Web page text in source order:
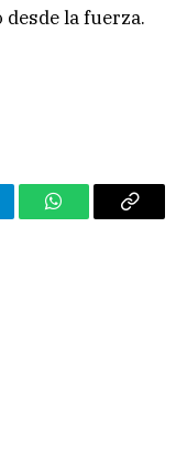
la fuerza.
WhatsAppCopy